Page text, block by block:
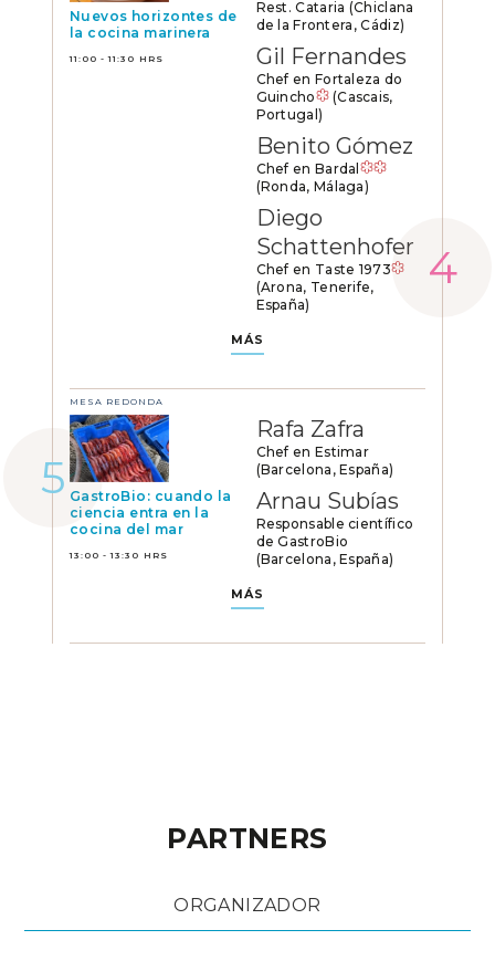
Nuevos horizontes de
la cocina marinera
11:00 - 11:30 HRS
Rest. Cataria (Chiclana
de la Frontera, Cádiz)
Gil Fernandes
Chef en Fortaleza do
Guincho
(Cascais,
Portugal)
Benito Gómez
Chef en Bardal
(Ronda, Málaga)
Diego
Schattenhofer
Chef en Taste 1973
(Arona, Tenerife,
España)
MÁS
MESA REDONDA
GastroBio: cuando la
ciencia entra en la
cocina del mar
13:00 - 13:30 HRS
Rafa Zafra
Chef en Estimar
(Barcelona, España)
Arnau Subías
Responsable científico
de GastroBio
(Barcelona, España)
MÁS
PARTNERS
ORGANIZADOR